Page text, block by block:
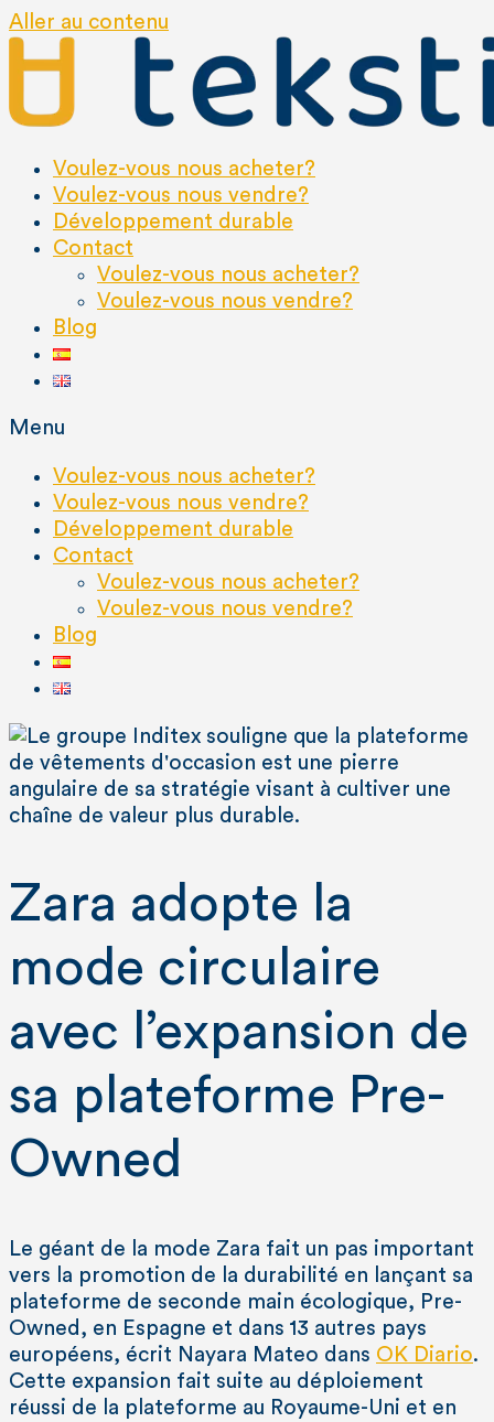
Aller au contenu
Voulez-vous nous acheter?
Voulez-vous nous vendre?
Développement durable
Contact
Voulez-vous nous acheter?
Voulez-vous nous vendre?
Blog
Menu
Voulez-vous nous acheter?
Voulez-vous nous vendre?
Développement durable
Contact
Voulez-vous nous acheter?
Voulez-vous nous vendre?
Blog
Zara adopte la
mode circulaire
avec l’expansion de
sa plateforme Pre-
Owned
Le géant de la mode Zara fait un pas important
vers la promotion de la durabilité en lançant sa
plateforme de seconde main écologique, Pre-
Owned, en Espagne et dans 13 autres pays
européens, écrit Nayara Mateo dans OK Diario.
Cette expansion fait suite au déploiement
réussi de la plateforme au Royaume-Uni et en